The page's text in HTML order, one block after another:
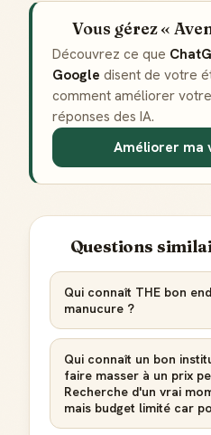
Vous gérez «
Découvrez ce que
Google disent de votre
comment améliorer
réponses des IA.
Améliorer ma
Questions
Qui connaît THE bon
manucure ?
Qui connaît un bon
faire masser à un prix
Recherche d'un vrai
mais budget limité car